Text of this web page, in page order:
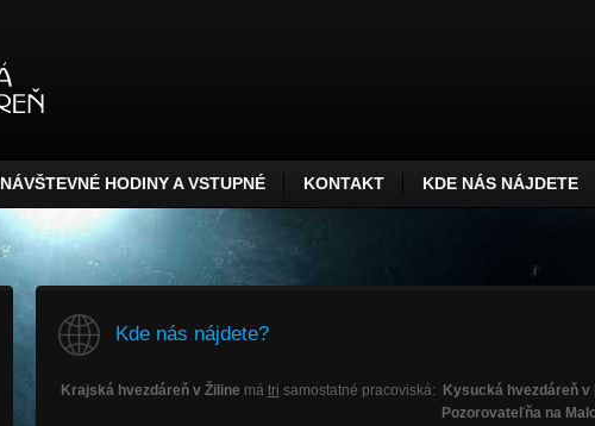
NÁVŠTEVNÉ HODINY A VSTUPNÉ KONTAKT KDE NÁS NÁJDETE
Kde nás nájdete?
Krajská hvezdáreň v Žiline má tri samostatné pracoviská:
Kysucká hvezdáreň
Pozorovateľňa na